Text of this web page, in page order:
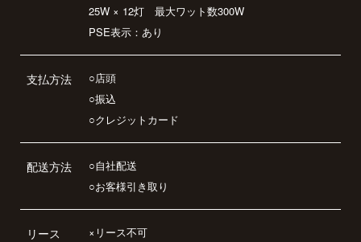
25W × 12灯 最大ワット数300W
PSE表示：あり
支払方法
○店頭
○振込
○クレジットカード
配送方法
○自社配送
○お客様引き取り
リース ×リース不可